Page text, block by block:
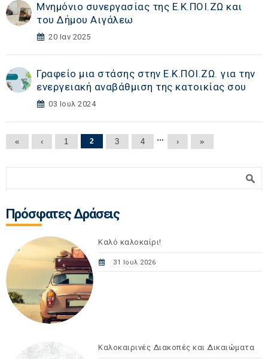
Μνημόνιο συνεργασίας της Ε.Κ.ΠΟΙ.ΖΩ και
του Δήμου Αιγάλεω
20 Ιαν 2025
Γραφείο μια στάσης στην Ε.Κ.ΠΟΙ.ΖΩ. για την
ενεργειακή αναβάθμιση της κατοικίας σου
03 Ιουλ 2024
Σελίδες
« ‹ 1 2 3 4 … › »
Πρόσφατες Δράσεις
Καλό καλοκαίρι!
31 Ιουλ 2026
Καλοκαιρινές Διακοπές και Δικαιώματα